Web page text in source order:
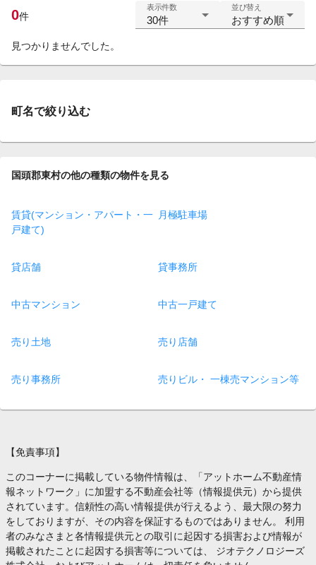
0件
表示件数
30件
並び替え
おすすめ順
見つかりませんでした。
町名で絞り込む
国頭郡東村の他の種類の物件を見る
賃貸(マンション・アパート・一
戸建て)
月極駐車場
貸店舗 貸事務所
中古マンション 中古一戸建て
売り土地 売り店舗
売り事務所 売りビル・ 一棟売マンション等
【免責事項】
このコーナーに掲載している物件情報は、「アットホーム不動産情
報ネットワーク」に加盟する不動産会社等（情報提供元）から提供
されています。信頼性の高い情報提供が行えるよう、最大限の努力
をしておりますが、その内容を保証するものではありません。 利用
者のみなさまと各情報提供元との取引に起因する損害および情報が
掲載されたことに起因する損害等については、 ジオテクノロジーズ